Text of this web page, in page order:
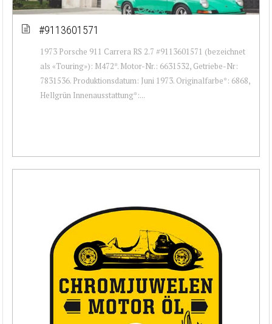
#9113601571
1973 Porsche 911 Carrera RS 2.7 #9113601571 (bezeichnet
als «Touring»): M472*. Motor-Nr.: 6631532, Getriebe-Nr:
7831536. Produktionsdatum: Juni 1973. Originalfarbe*: 6868,
Hellgrün Innenausstattung*:...